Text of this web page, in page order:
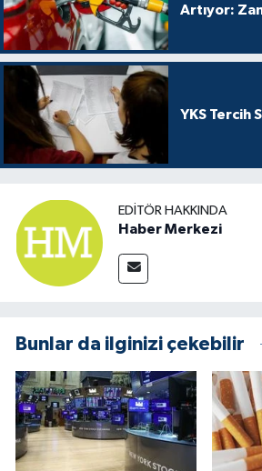
Artıyor:
YKS Tercih
EDITÖR HAKKINDA
Haber Merkezi
Bunlar da ilginizi çekebilir